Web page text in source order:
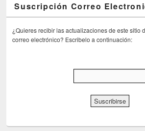
Suscripción Correo
¿Quieres recibir las actualizaciones de este sitio
correo electrónico? Escribelo a continuación: